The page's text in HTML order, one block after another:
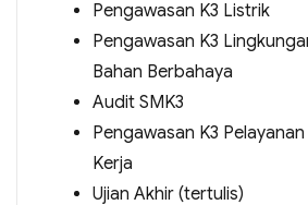
Pengawasan K3 Listrik
Pengawasan K3
Bahan Berbahaya
Audit SMK3
Pengawasan K3
Kerja
Ujian Akhir (tertulis)